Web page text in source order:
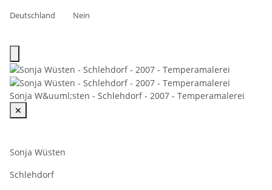
Deutschland
Nein
Sonja W&uuml;sten - Schlehdorf - 2007 - Temperamalerei
✕
Sonja Wüsten
Schlehdorf